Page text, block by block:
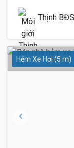
Thịnh BĐS
Hẻm Xe Hơi (5 m)